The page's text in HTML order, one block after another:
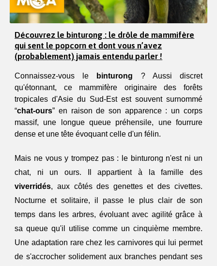
Découvrez le binturong : le drôle de mammifère
qui sent le popcorn et dont vous n’avez
(probablement) jamais entendu parler !
Connaissez-vous le binturong ? Aussi discret
qu'étonnant, ce mammifère originaire des forêts
tropicales d'Asie du Sud-Est est souvent surnommé
“chat-ours” en raison de son apparence : un corps
massif, une longue queue préhensile, une fourrure
dense et une tête évoquant celle d'un félin.
Mais ne vous y trompez pas : le binturong n'est ni un
chat, ni un ours. Il appartient à la famille des
viverridés, aux côtés des genettes et des civettes.
Nocturne et solitaire, il passe le plus clair de son
temps dans les arbres, évoluant avec agilité grâce à
sa queue qu'il utilise comme un cinquième membre.
Une adaptation rare chez les carnivores qui lui permet
de s'accrocher solidement aux branches pendant ses